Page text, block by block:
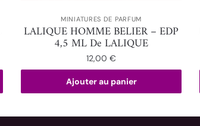
MINIATURES DE PARFUM
LALIQUE HOMME BELIER – EDP
4,5 ML De LALIQUE
12,00€
Ajouter au panier